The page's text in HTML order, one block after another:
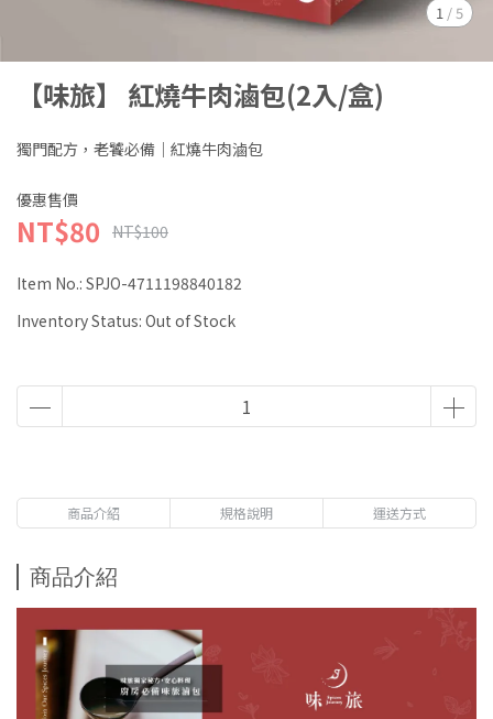
1 /5
【味旅】 紅燒牛肉滷包(2入/盒)
獨門配方，老饕必備｜紅燒牛肉滷包
優惠售價
NT$80 NT$100
Item No.: SPJO-4711198840182
Inventory Status: Out of Stock
商品介紹 規格說明 運送方式
商品介紹